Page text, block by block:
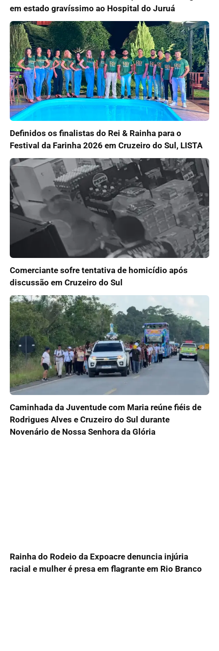
em estado gravíssimo ao Hospital do Juruá
Definidos os finalistas do Rei & Rainha para o
Festival da Farinha 2026 em Cruzeiro do Sul, LISTA
Comerciante sofre tentativa de homicídio após
discussão em Cruzeiro do Sul
Caminhada da Juventude com Maria reúne fiéis de
Rodrigues Alves e Cruzeiro do Sul durante
Novenário de Nossa Senhora da Glória
Rainha do Rodeio da Expoacre denuncia injúria
racial e mulher é presa em flagrante em Rio Branco